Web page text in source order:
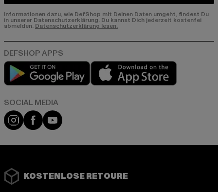
Informationen dazu, wie DefShop mit Deinen Daten umgeht, findest Du
in unserer Datenschutzerklärung. Du kannst Dich jederzeit kostenfei
abmelden. Datenschutzerklärung lesen.
Play market
Instagram
FacebookYouTube
KOSTENLOSE RETOURE